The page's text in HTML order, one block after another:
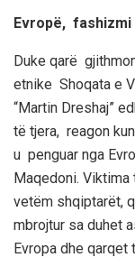
Evropë,
Duke qarë
etnike Shoqata e
“Martin Dreshaj”
të tjera, reagon
u penguar nga
Maqedoni.
vetëm shqiptarët,
mbrojtur sa duhet
Evropa dhe